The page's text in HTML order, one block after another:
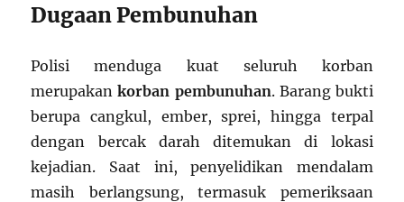
Dugaan Pembunuhan
Polisi menduga kuat seluruh korban
merupakankorban pembunuhan. Barang bukti
berupa cangkul, ember, sprei, hingga terpal
dengan bercak darah ditemukan di lokasi
kejadian. Saat ini, penyelidikan mendalam
masih berlangsung, termasuk pemeriksaan